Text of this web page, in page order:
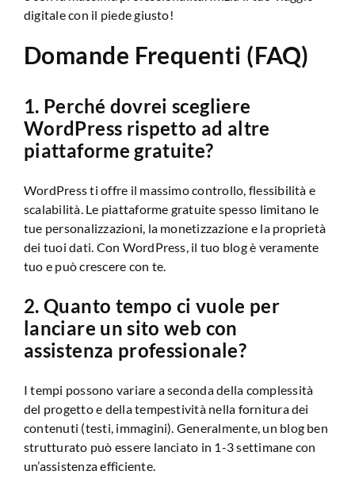
digitale con il piede giusto!
Domande Frequenti (FAQ)
1. Perché dovrei scegliere
WordPress rispetto ad altre
piattaforme gratuite?
WordPress ti offre il massimo controllo, flessibilità e
scalabilità. Le piattaforme gratuite spesso limitano le
tue personalizzazioni, la monetizzazione e la proprietà
dei tuoi dati. Con WordPress, il tuo blog è veramente
tuo e può crescere con te.
2. Quanto tempo ci vuole per
lanciare un sito web con
assistenza professionale?
I tempi possono variare a seconda della complessità
del progetto e della tempestività nella fornitura dei
contenuti (testi, immagini). Generalmente, un blog ben
strutturato può essere lanciato in 1-3 settimane con
un’assistenza efficiente.